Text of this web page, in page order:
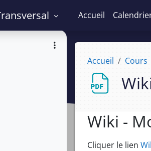
Accueil
Accueil Cours
Wiki -
Conditions
Cliquer le lien